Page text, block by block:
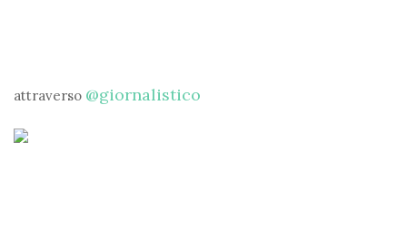
attraverso @giornalistico